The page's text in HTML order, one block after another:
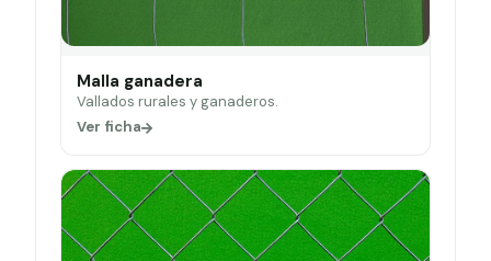
Malla ganadera
Vallados rurales y ganaderos.
Ver ficha